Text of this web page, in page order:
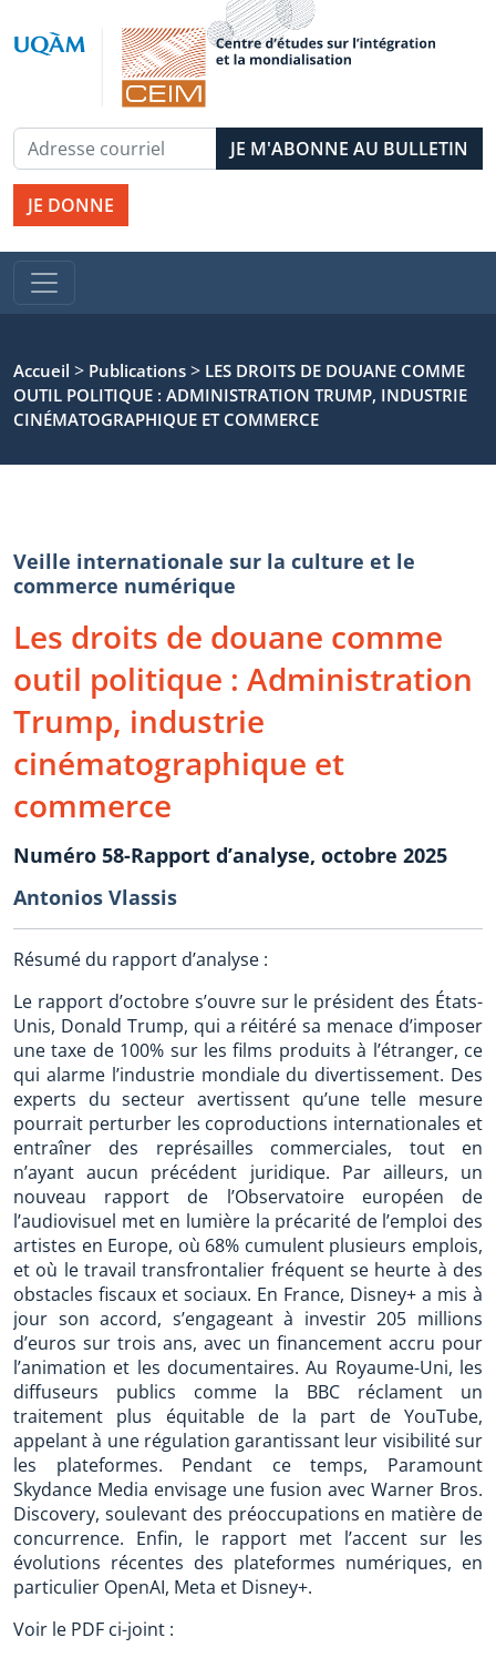
JE DONNE
Accueil > Publications > LES DROITS DE DOUANE COMME
OUTIL POLITIQUE : ADMINISTRATION TRUMP, INDUSTRIE
CINÉMATOGRAPHIQUE ET COMMERCE
Veille internationale sur la culture et le
commerce numérique
Les droits de douane comme
outil politique : Administration
Trump, industrie
cinématographique et
commerce
Numéro 58-Rapport d’analyse, octobre 2025
Antonios Vlassis
Résumé du rapport d’analyse :
Le rapport d’octobre s’ouvre sur le président des États-
Unis, Donald Trump, qui a réitéré sa menace d’imposer
une taxe de 100% sur les films produits à l’étranger, ce
qui alarme l’industrie mondiale du divertissement. Des
experts du secteur avertissent qu’une telle mesure
pourrait perturber les coproductions internationales et
entraîner des représailles commerciales, tout en
n’ayant aucun précédent juridique. Par ailleurs, un
nouveau rapport de l’Observatoire européen de
l’audiovisuel met en lumière la précarité de l’emploi des
artistes en Europe, où 68% cumulent plusieurs emplois,
et où le travail transfrontalier fréquent se heurte à des
obstacles fiscaux et sociaux. En France, Disney+ a mis à
jour son accord, s’engageant à investir 205 millions
d’euros sur trois ans, avec un financement accru pour
l’animation et les documentaires. Au Royaume-Uni, les
diffuseurs publics comme la BBC réclament un
traitement plus équitable de la part de YouTube,
appelant à une régulation garantissant leur visibilité sur
les plateformes. Pendant ce temps, Paramount
Skydance Media envisage une fusion avec Warner Bros.
Discovery, soulevant des préoccupations en matière de
concurrence. Enfin, le rapport met l’accent sur les
évolutions récentes des plateformes numériques, en
particulier OpenAI, Meta et Disney+.
Voir le PDF ci-joint :